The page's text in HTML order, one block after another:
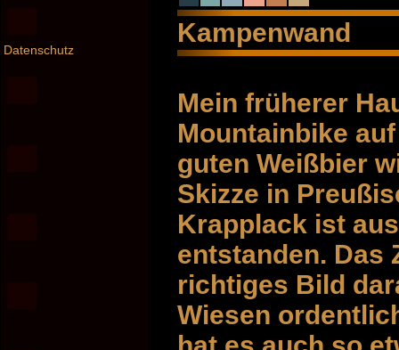
Datenschutz
Kampenwand
Mein früherer
Mountainbike
guten Weißbier
Skizze in
Krapplack ist
entstanden. Das
richtiges Bild
Wiesen